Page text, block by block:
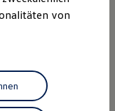
von